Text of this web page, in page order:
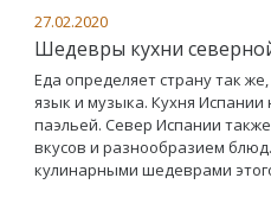
27.02.2020
Шедевры кухни
Еда определяет страну так
язык и музыка. Кухня Испании
паэльей. Север Испании
вкусов и разнообразием
кулинарными шедеврами